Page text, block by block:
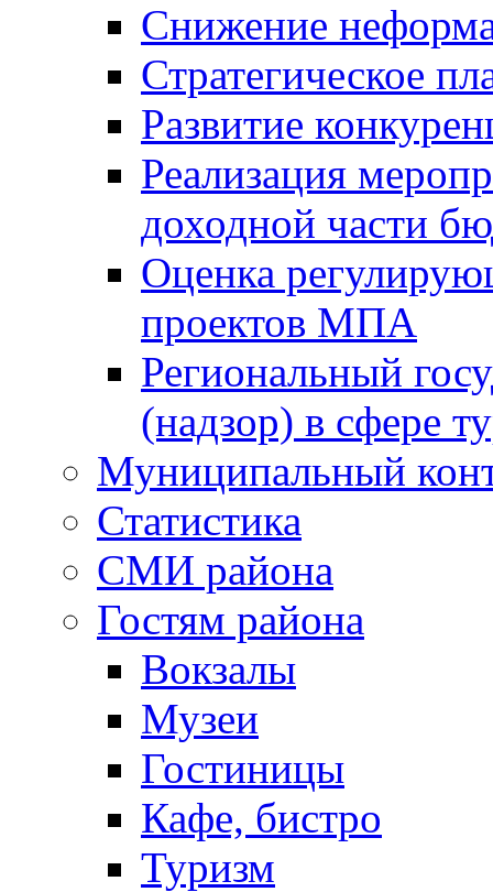
Снижение
Стратегическое
Развитие
Реализация
доходной части
Оценка
проектов МПА
Региональный
(надзор) в сфере
Муниципальный
Статистика
СМИ района
Гостям района
Вокзалы
Музеи
Гостиницы
Кафе, бистро
Туризм